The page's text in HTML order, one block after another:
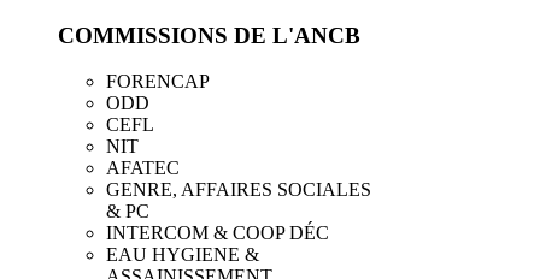
COMMISSIONS DE L'ANCB
FORENCAP
ODD
CEFL
NIT
AFATEC
GENRE, AFFAIRES SOCIALES
& PC
INTERCOM & COOP DÉC
EAU HYGIENE &